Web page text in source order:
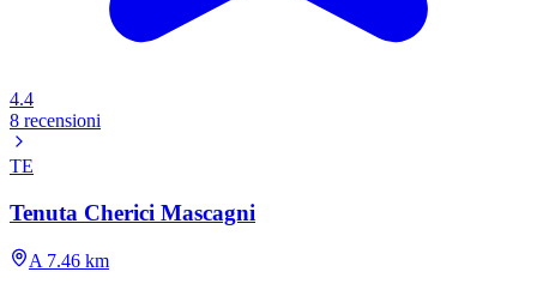
4.4
8 recensioni
TE
Tenuta Cherici Mascagni
A 7.46 km